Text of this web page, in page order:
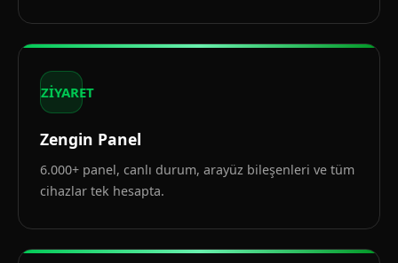
ZİYARET
Zengin Panel
6.000+ panel, canlı durum, arayüz bileşenleri ve tüm
cihazlar tek hesapta.